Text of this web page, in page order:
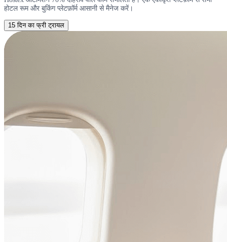
होटल रूम और बुकिंग प्लेटफ़ॉर्म आसानी से मैनेज करें।
15 दिन का फ्री ट्रायल